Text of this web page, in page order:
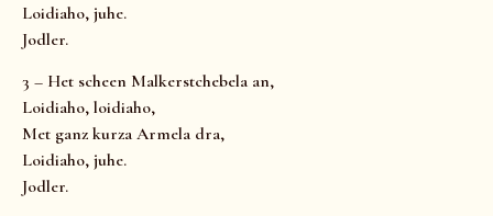
Loidiaho, juhe.
Jodler.
3 – Het scheen Malkerstchebela an,
Loidiaho, loidiaho,
Met ganz kurza Armela dra,
Loidiaho, juhe.
Jodler.